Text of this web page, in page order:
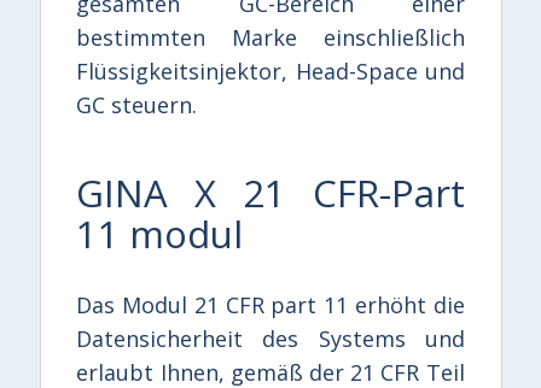
bestimmten Marke einschließlich
Flüssigkeitsinjektor, Head-Space und
GC steuern.
GINA X 21 CFR-Part
11 modul
Das Modul 21 CFR part 11 erhöht die
Datensicherheit des Systems und
erlaubt Ihnen, gemäß der 21 CFR Teil